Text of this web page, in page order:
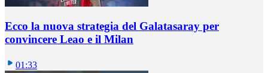
Ecco la nuova strategia del Galatasaray per
convincere Leao e il Milan
01:33